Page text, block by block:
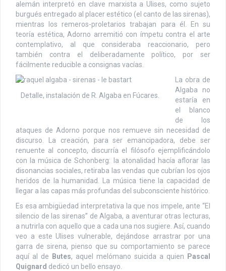
alemán interpretó en clave marxista a Ulises, como sujeto
burgués entregado al placer estético (el canto de las sirenas),
mientras los remeros-proletarios trabajan para él. En su
teoría estética, Adorno arremitió con ímpetu contra el arte
contemplativo, al que consideraba reaccionario, pero
también contra el deliberadamente político, por ser
fácilmente reducible a consignas vacías.
Detalle, instalación de R. Algaba en Fúcares.
La obra de
Algaba no
estaría en
el blanco
de los
ataques de Adorno porque nos remueve sin necesidad de
discurso. La creación, para ser emancipadora, debe ser
renuente al concepto, discurría el filósofo ejemplificándolo
con la música de Schonberg: la atonalidad hacía aflorar las
disonancias sociales, retiraba las vendas que cubrían los ojos
heridos de la humanidad. La música tiene la capacidad de
llegar a las capas más profundas del subconsciente histórico.
Es esa ambigüedad interpretativa la que nos impele, ante “El
silencio de las sirenas” de Algaba, a aventurar otras lecturas,
a nutrirla con aquello que a cada una nos sugiere. Así, cuando
veo a este Ulises vulnerable, dejándose arrastrar por una
garra de sirena, pienso que su comportamiento se parece
aquí al de Butes, aquel melómano suicida a quien Pascal
Quignard dedicó un bello ensayo.